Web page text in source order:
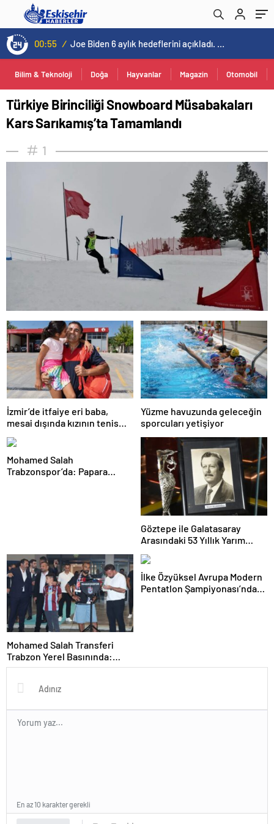
00:55 / Joe Biden 6 aylık hedeflerini açıkladı. Senato buz gibi…
Bilim & Teknoloji Doğa Hayvanlar Magazin Otomobil
Türkiye Birinciliği Snowboard Müsabakaları
Kars Sarıkamış’ta Tamamlandı
1
İzmir’de itfaiye eri baba,
mesai dışında kızının tenis
antrenörlüğünü yapıyor
Yüzme havuzunda geleceğin
sporcuları yetişiyor
Mohamed Salah
Trabzonspor’da: Papara
Göztepe ile Galatasaray
Arasındaki 53 Yıllık Yarım
Mohamed Salah Transferi
Trabzon Yerel Basınında:
‘Mısır Kralı Trabzon’da’
İlke Özyüksel Avrupa Modern
Pentatlon Şampiyonası’nda
En az 10 karakter gerekli